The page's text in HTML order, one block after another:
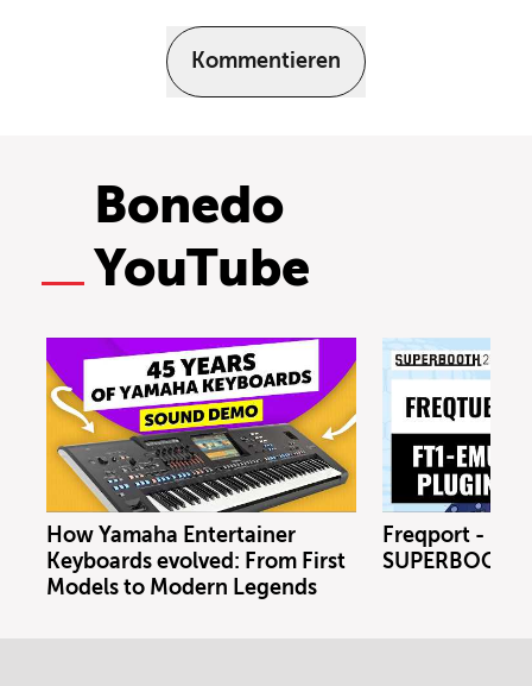
Kommentieren
Bonedo
YouTube
How Yamaha Entertainer
Keyboards evolved: From First
Models to Modern Legends
Freqport -